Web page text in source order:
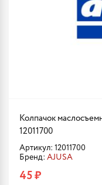
Колпачок
12011700
Артикул: 12011700
Бренд: AJUSA
45 ₽